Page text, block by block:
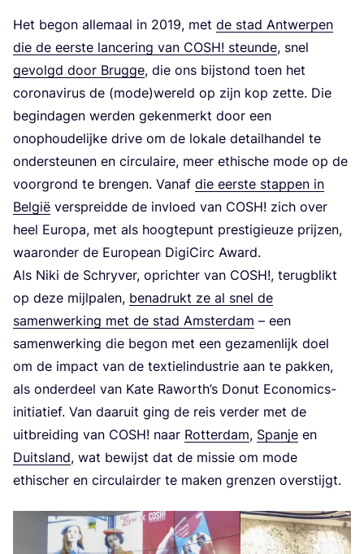
Het begon alle­maal in 2019, met de stad Ant­wer­pen
die de eer­ste lan­ce­ring van COSH! steun­de, snel
gevolgd door Brug­ge, die ons bij­stond toen het
coro­na­vi­rus de (mode)wereld op zijn kop zet­te. Die
begin­da­gen wer­den geken­merkt door een
onop­hou­de­lij­ke dri­ve om de loka­le detail­han­del te
onder­steu­nen en cir­cu­lai­re, meer ethi­sche mode op de
voor­grond te bren­gen. Van­af die eer­ste stap­pen in
Bel­gië ver­spreid­de de invloed van COSH! zich over
heel Euro­pa, met als hoog­te­punt pres­ti­gi­eu­ze prij­zen,
waar­on­der de Euro­pean Digi­Circ Award.
Als Niki de Schry­ver, oprich­ter van COSH!, terug­blikt
op deze mijl­pa­len, bena­drukt ze al snel de
samen­wer­king met de stad Amster­dam – een
samen­wer­king die begon met een geza­men­lijk doel
om de impact van de tex­tiel­in­du­strie aan te pak­ken,
als onder­deel van Kate Raworth’s Donut Eco­no­mics-
ini­ti­a­tief. Van daar­uit ging de reis ver­der met de
uit­brei­ding van COSH! naar Rot­ter­dam, Span­je en
Duits­land, wat bewijst dat de mis­sie om mode
ethi­scher en cir­cu­lair­der te maken gren­zen overstijgt.